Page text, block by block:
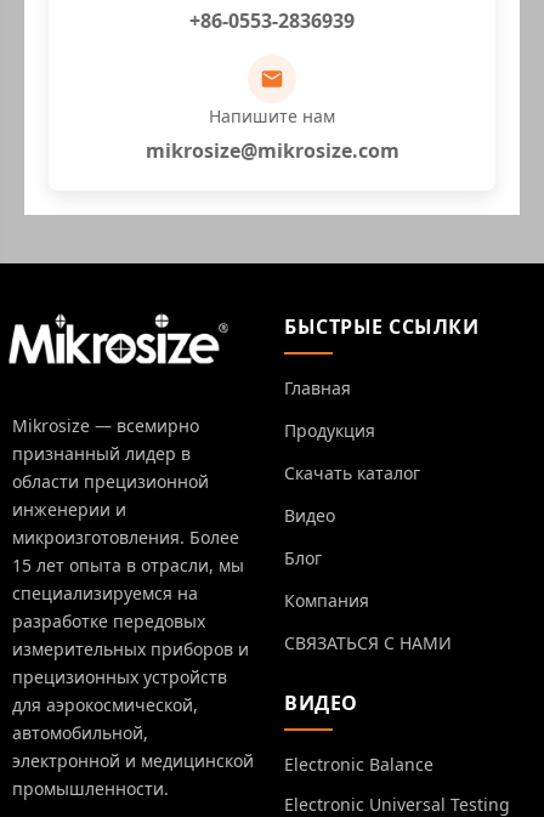
+86-0553-2836939
Напишите нам
mikrosize@mikrosize.com
Mikrosize — всемирно
признанный лидер в
области прецизионной
инженерии и
микроизготовления. Более
15 лет опыта в отрасли, мы
специализируемся на
разработке передовых
измерительных приборов и
прецизионных устройств
для аэрокосмической,
автомобильной,
электронной и медицинской
промышленности.
БЫСТРЫЕ ССЫЛКИ
Главная
Продукция
Скачать каталог
Видео
Блог
Компания
СВЯЗАТЬСЯ С НАМИ
ВИДЕО
Electronic Balance
Electronic Universal Testing